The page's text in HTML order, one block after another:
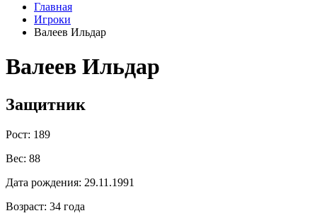
Главная
Игроки
Валеев Ильдар
Валеев Ильдар
Защитник
Рост: 189
Вес: 88
Дата рождения: 29.11.1991
Возраст: 34 года